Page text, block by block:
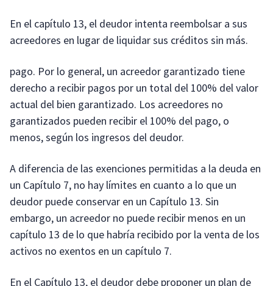
En el capítulo 13, el deudor intenta reembolsar a sus
acreedores en lugar de liquidar sus créditos sin más.
pago. Por lo general, un acreedor garantizado tiene
derecho a recibir pagos por un total del 100% del valor
actual del bien garantizado. Los acreedores no
garantizados pueden recibir el 100% del pago, o
menos, según los ingresos del deudor.
A diferencia de las exenciones permitidas a la deuda en
un Capítulo 7, no hay límites en cuanto a lo que un
deudor puede conservar en un Capítulo 13. Sin
embargo, un acreedor no puede recibir menos en un
capítulo 13 de lo que habría recibido por la venta de los
activos no exentos en un capítulo 7.
En el Capítulo 13, el deudor debe proponer un plan de